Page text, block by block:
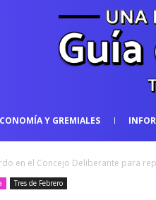
Y GREMIALES
en el Concejo Deliberante para
Tres de Febrero